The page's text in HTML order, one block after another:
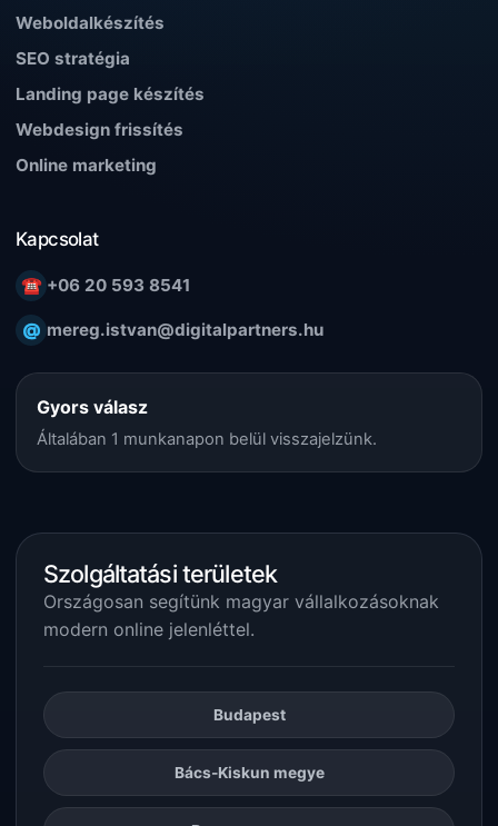
Weboldalkészítés
SEO stratégia
Landing page készítés
Webdesign frissítés
Online marketing
Kapcsolat
☎ +06 20 593 8541
@ mereg.istvan@digitalpartners.hu
Gyors válasz
Általában 1 munkanapon belül visszajelzünk.
Szolgáltatási területek
Országosan segítünk magyar vállalkozásoknak
modern online jelenléttel.
Budapest
Bács-Kiskun megye